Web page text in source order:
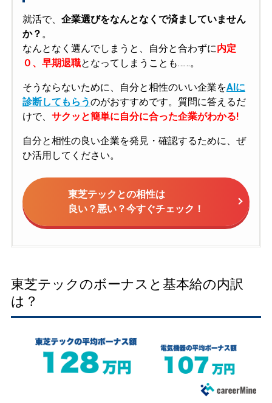
就活で、 企業選びをなんとなくで済ましていません
か？ 。
なんとなく選んでしまうと、自分と合わずに内定
０、早期退職となってしまうことも……。
そうならないために、自分と相性のいい企業をAIに
診断してもらうのがおすすめです。質問に答えるだ
けで、 サクッと簡単に自分に合った企業がわかる!
自分と相性の良い企業を発見・確認するために、ぜ
ひ活用してください。
東芝テックとの相性は
良い？悪い？今すぐチェック！
東芝テックのボーナスと基本給の内訳
は？